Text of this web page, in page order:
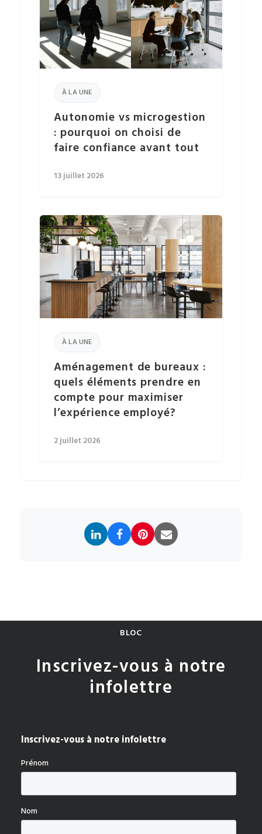
À LA UNE
Autonomie vs microgestion
: pourquoi on choisi de
faire confiance avant tout
13 juillet 2026
À LA UNE
Aménagement de bureaux :
quels éléments prendre en
compte pour maximiser
l’expérience employé?
2 juillet 2026
BLOC
Inscrivez-vous à notre
infolettre